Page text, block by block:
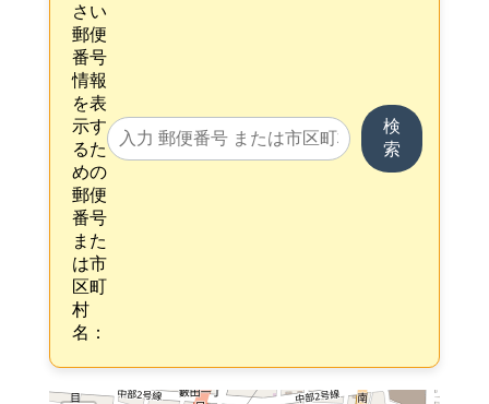
さい
郵便
番号
情報
を表
示す
るた
めの
郵便
番号
また
は市
区町
村
名：
検
索